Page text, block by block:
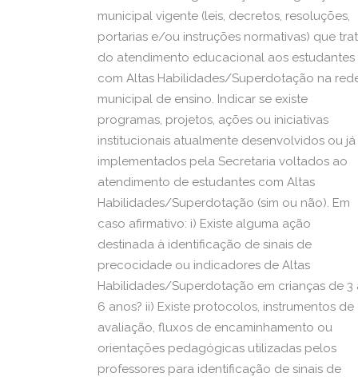
municipal vigente (leis, decretos, resoluções,
portarias e/ou instruções normativas) que
do atendimento educacional aos estudantes
com Altas Habilidades/Superdotação na
municipal de ensino. Indicar se existe
programas, projetos, ações ou iniciativas
institucionais atualmente desenvolvidos ou já
implementados pela Secretaria voltados ao
atendimento de estudantes com Altas
Habilidades/Superdotação (sim ou não). Em
caso afirmativo: i) Existe alguma ação
destinada à identificação de sinais de
precocidade ou indicadores de Altas
Habilidades/Superdotação em crianças de 3
6 anos? ii) Existe protocolos, instrumentos de
avaliação, fluxos de encaminhamento ou
orientações pedagógicas utilizadas pelos
professores para identificação de sinais de